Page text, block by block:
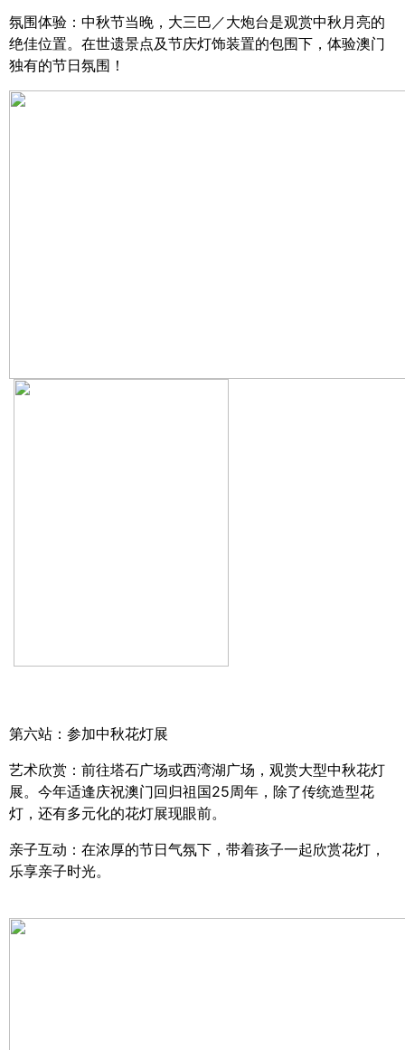
氛围体验：中秋节当晚，大三巴／大炮台是观赏中秋月亮的
绝佳位置。在世遗景点及节庆灯饰装置的包围下，体验澳门
独有的节日氛围！
第六站：参加中秋花灯展
艺术欣赏：前往塔石广场或西湾湖广场，观赏大型中秋花灯
展。今年适逢庆祝澳门回归祖国25周年，除了传统造型花
灯，还有多元化的花灯展现眼前。
亲子互动：在浓厚的节日气氛下，带着孩子一起欣赏花灯，
乐享亲子时光。